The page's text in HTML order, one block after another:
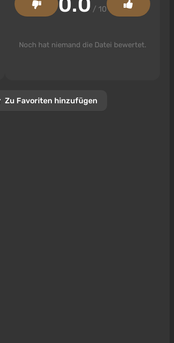
/ 10
Noch hat niemand die Datei bewertet.
Zu Favoriten hinzufügen